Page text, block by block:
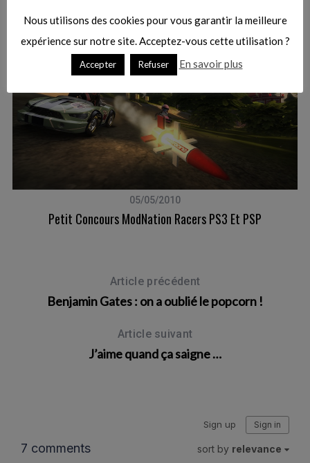
05/05/2010
Petit Concours ModNation Racers PS3 Et PSP
Article précédent
Benjamin Gates : on a oublié le popcorn !
Article suivant
J’aime quand ça saigne …
Nous utilisons des cookies pour vous garantir la meilleure
expérience sur notre site. Acceptez-vous cette utilisation ?
Accepter Refuser En savoir plus